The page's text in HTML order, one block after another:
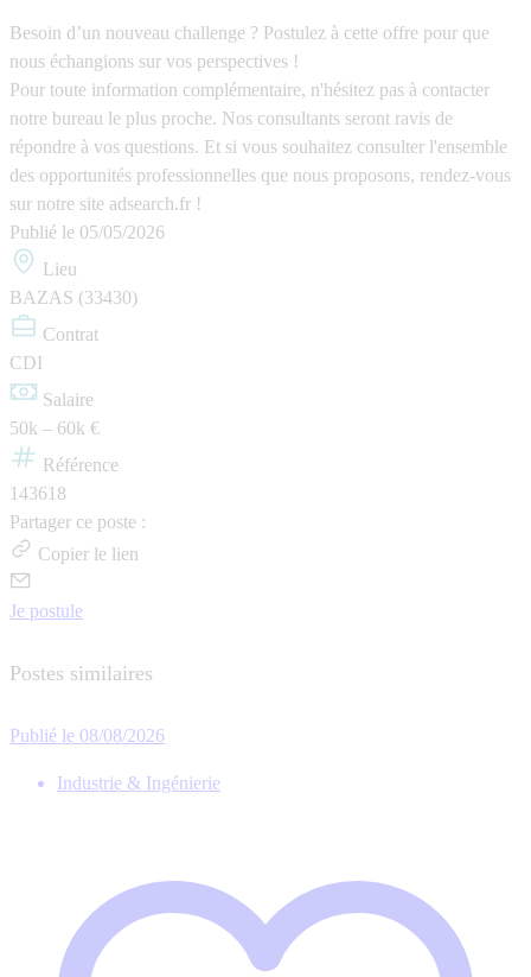
Besoin d’un nouveau challenge ? Postulez à cette offre pour que
nous échangions sur vos perspectives !
Pour toute information complémentaire, n'hésitez pas à contacter
notre bureau le plus proche. Nos consultants seront ravis de
répondre à vos questions. Et si vous souhaitez consulter l'ensemble
des opportunités professionnelles que nous proposons, rendez-vous
sur notre site adsearch.fr !
Publié le 05/05/2026
Lieu
BAZAS (33430)
Contrat
CDI
Salaire
50k – 60k €
Référence
143618
Partager ce poste :
Copier le lien
Je postule
Postes similaires
Publié le 08/08/2026
Industrie & Ingénierie